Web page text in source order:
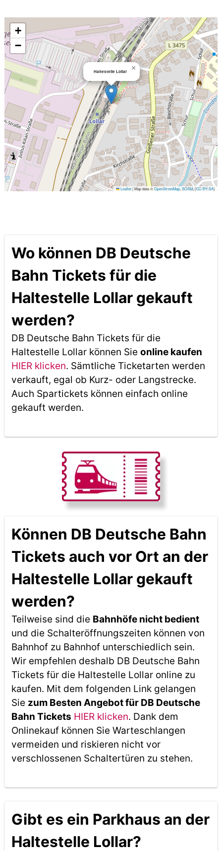
Haltestelle Lollar ×
+
−
Leaflet|Map data ©OpenStreetMap ,SOSM, (CC-BY-SA)
Wo können DB Deutsche
Bahn Tickets für die
Haltestelle Lollar gekauft
werden?
DB Deutsche Bahn Tickets für die
Haltestelle Lollar können Sie online kaufen
HIER klicken. Sämtliche Ticketarten werden
verkauft, egal ob Kurz- oder Langstrecke.
Auch Spartickets können einfach online
gekauft werden.
Können DB Deutsche Bahn
Tickets auch vor Ort an der
Haltestelle Lollar gekauft
werden?
Teilweise sind die Bahnhöfe nicht bedient
und die Schalteröffnungszeiten können von
Bahnhof zu Bahnhof unterschiedlich sein.
Wir empfehlen deshalb DB Deutsche Bahn
Tickets für die Haltestelle Lollar online zu
kaufen. Mit dem folgenden Link gelangen
Sie zum Besten Angebot für DB Deutsche
Bahn Tickets HIER klicken. Dank dem
Onlinekauf können Sie Warteschlangen
vermeiden und riskieren nicht vor
verschlossenen Schaltertüren zu stehen.
Gibt es ein Parkhaus an der
Haltestelle Lollar?